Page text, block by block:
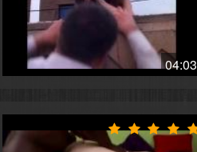
04:03